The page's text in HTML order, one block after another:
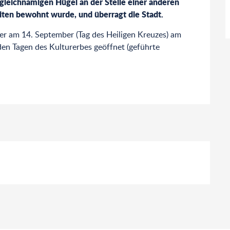
bewohnt wurde, und überragt die Stadt.
14. September (Tag des Heiligen Kreuzes) am
Tagen des Kulturerbes geöffnet (geführte